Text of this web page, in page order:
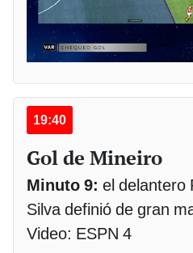
19:40
Gol de Mineiro
Minuto 9: el delantero
Silva definió de gran
Video: ESPN 4